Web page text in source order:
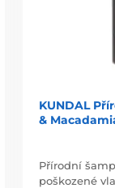
KUNDAL
&
Přírodní
poškozené